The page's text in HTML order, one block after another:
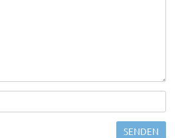
SENDEN